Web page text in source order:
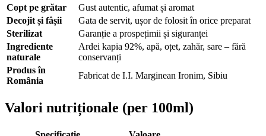
Copt pe grătar
Gust autentic, afumat și aromat
Decojit și fâșii
Gata de servit, ușor de folosit în orice preparat
Sterilizat
Garanție a prospețimii și siguranței
Ingrediente
naturale
Ardei kapia 92%, apă, oțet, zahăr, sare – fără
conservanți
Produs în
România
Fabricat de I.I. Marginean Ironim, Sibiu
Valori nutriționale (per 100ml)